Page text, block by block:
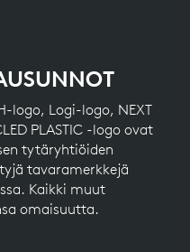
logo, Logi-logo, NEXT
PLASTIC -logo ovat
tytäryhtiöiden
tavaramerkkejä
Kaikki muut
omaisuutta.